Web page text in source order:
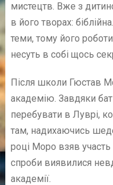
мистецтв. Вже з
в його творах:
теми, тому його
несуть в собі щось
Після школи Гюстав
академію. Завдяки
перебувати в Луврі,
там, надихаючись
році Моро взяв участь
спроби виявилися
академії.